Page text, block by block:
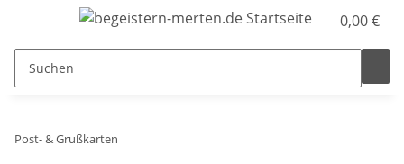
0,00 €
Post- & Grußkarten